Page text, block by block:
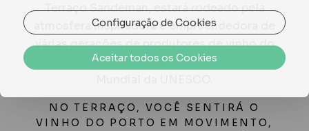
Terraço Sandeman, estará rodeado pela
atmosfera inspiradora e empreendedora de
várias gerações de produtores de vinho do
Porto – com vista para um Património
NO TERRAÇO, VOCÊ SENTIRÁ O
VINHO DO PORTO EM MOVIMENTO,
Configuração de Cookies
Aceitar todos os Cookies